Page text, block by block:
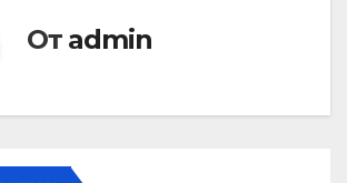
От admin